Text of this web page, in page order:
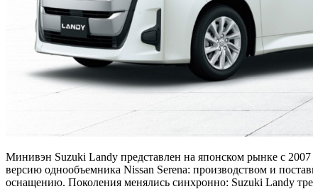
Минивэн Suzuki Landy представлен на японском рынке с
версию однообъемника Nissan Serena: производством и
оснащению. Поколения менялись синхронно: Suzuki Landy